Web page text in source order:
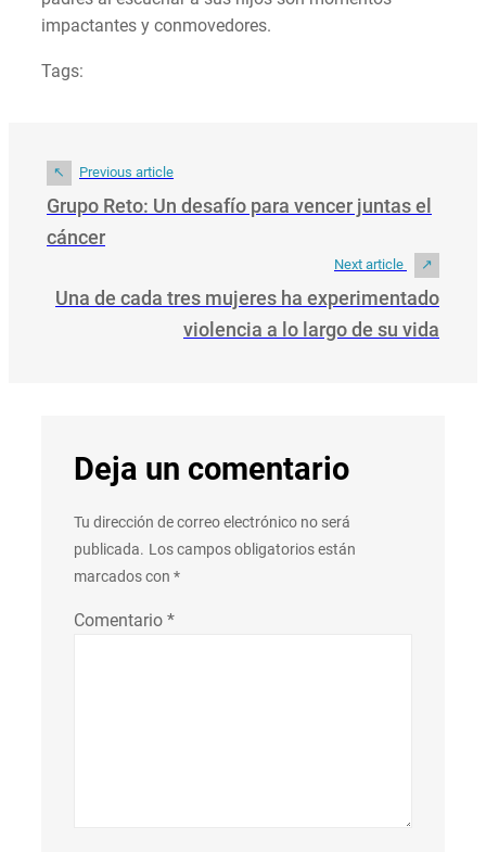
impactantes y conmovedores.
Tags:
Previous article
Grupo Reto: Un desafío para vencer juntas el
cáncer
Next article
Una de cada tres mujeres ha experimentado
violencia a lo largo de su vida
Deja un comentario
Tu dirección de correo electrónico no será
publicada. Los campos obligatorios están
marcados con *
Comentario *